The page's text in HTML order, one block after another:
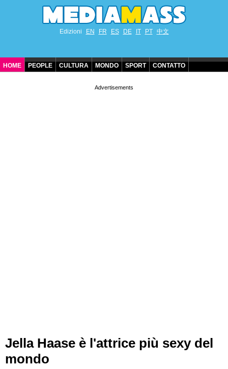
Edizioni EN FR ES DE IT PT 中文
HOME PEOPLE CULTURA MONDO SPORT CONTATTO
Jella Haase è l'attrice più sexy del
mondo